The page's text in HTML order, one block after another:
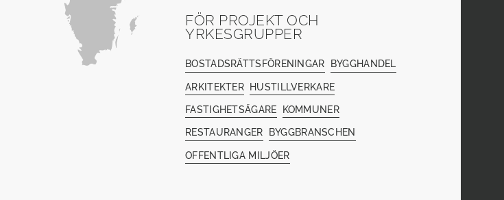
FÖR PROJEKT OCH
YRKESGRUPPER
BOSTADSRÄTTSFÖRENINGAR BYGGHANDEL
ARKITEKTER HUSTILLVERKARE
FASTIGHETSÄGARE KOMMUNER
RESTAURANGER BYGGBRANSCHEN
OFFENTLIGA MILJÖER